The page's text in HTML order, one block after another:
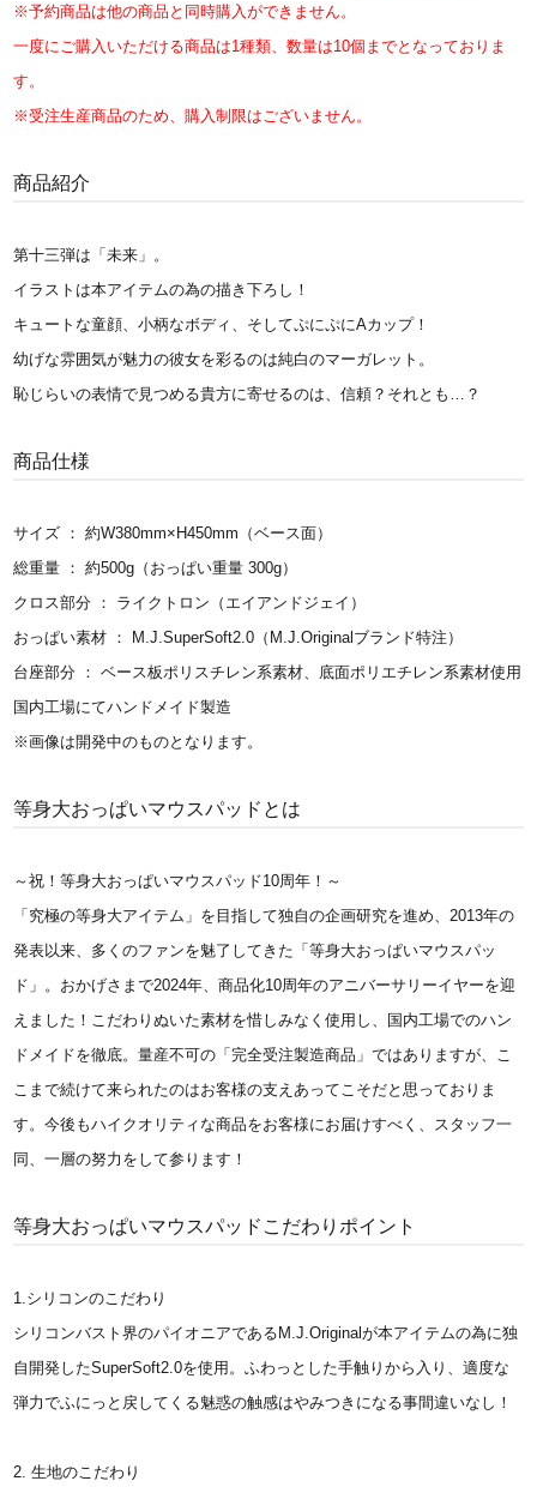
※予約商品は他の商品と同時購入ができません。
一度にご購入いただける商品は1種類、数量は10個までとなっておりま
す。
※受注生産商品のため、購入制限はございません。
商品紹介
第十三弾は「未来」。
イラストは本アイテムの為の描き下ろし！
キュートな童顔、小柄なボディ、そしてぷにぷにAカップ！
幼げな雰囲気が魅力の彼女を彩るのは純白のマーガレット。
恥じらいの表情で見つめる貴方に寄せるのは、信頼？それとも…？
商品仕様
サイズ ： 約W380mm×H450mm（ベース面）
総重量 ： 約500g（おっぱい重量 300g）
クロス部分 ： ライクトロン（エイアンドジェイ）
おっぱい素材 ： M.J.SuperSoft2.0（M.J.Originalブランド特注）
台座部分 ： ベース板ポリスチレン系素材、底面ポリエチレン系素材使用
国内工場にてハンドメイド製造
※画像は開発中のものとなります。
等身大おっぱいマウスパッドとは
～祝！等身大おっぱいマウスパッド10周年！～
「究極の等身大アイテム」を目指して独自の企画研究を進め、2013年の
発表以来、多くのファンを魅了してきた「等身大おっぱいマウスパッ
ド」。おかげさまで2024年、商品化10周年のアニバーサリーイヤーを迎
えました！こだわりぬいた素材を惜しみなく使用し、国内工場でのハン
ドメイドを徹底。量産不可の「完全受注製造商品」ではありますが、こ
こまで続けて来られたのはお客様の支えあってこそだと思っておりま
す。今後もハイクオリティな商品をお客様にお届けすべく、スタッフ一
同、一層の努力をして参ります！
等身大おっぱいマウスパッドこだわりポイント
1.シリコンのこだわり
シリコンバスト界のパイオニアであるM.J.Originalが本アイテムの為に独
自開発したSuperSoft2.0を使用。ふわっとした手触りから入り、適度な
弾力でふにっと戻してくる魅惑の触感はやみつきになる事間違いなし！
2. 生地のこだわり